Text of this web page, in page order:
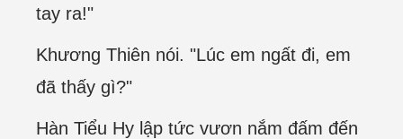
tay ra!"
Khương Thiên nói. "Lúc em ngất đi, em
đã thấy gì?"
Hàn Tiểu Hy lập tức vươn nắm đấm đến